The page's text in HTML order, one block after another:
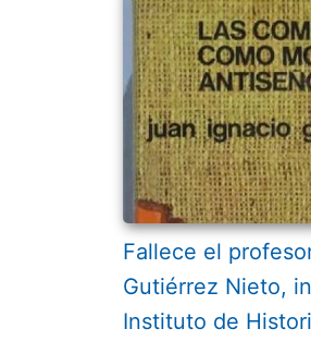
Fallece el
Gutiérrez Nieto,
Instituto de